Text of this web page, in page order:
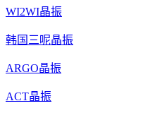
WI2WI晶振
韩国三呢晶振
ARGO晶振
ACT晶振